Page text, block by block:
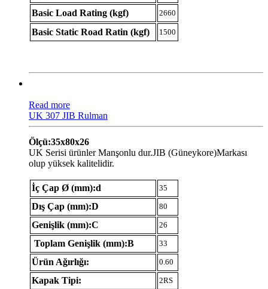
Basic Load Rating (kgf) 2660
Basic Static Road Ratin (kgf) 1500
Read more
UK 307 JIB Rulman
Ölçü:35x80x26
UK Serisi ürünler Manşonlu dur.JIB (Güneykore)Markası
olup yüksek kalitelidir.
İç Çap Ø (mm):d 35
Dış Çap (mm):D 80
Genişlik (mm):C 26
Toplam Genişlik (mm):B 33
Ürün Ağırlığı: 0.60
Kapak Tipi: 2RS